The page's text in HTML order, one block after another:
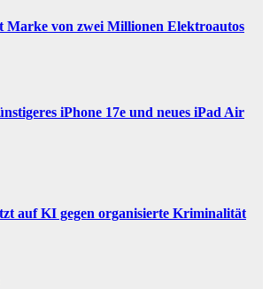
Marke von zwei Millionen Elektroautos
iPhone 17e und neues iPad Air
auf KI gegen organisierte Kriminalität